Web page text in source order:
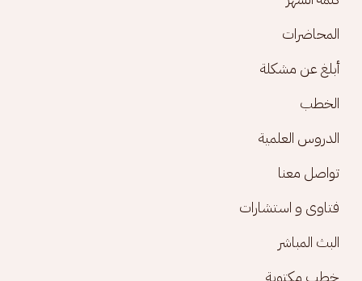
المحاضرات
أبلغ عن مشكلة
الخطب
الدروس العلمية
تواصل معنا
فتاوى و استشارات
البث المباشر
خطب مكتوبة